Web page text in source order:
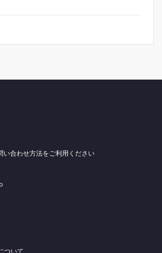
い合わせ方法をご利用ください